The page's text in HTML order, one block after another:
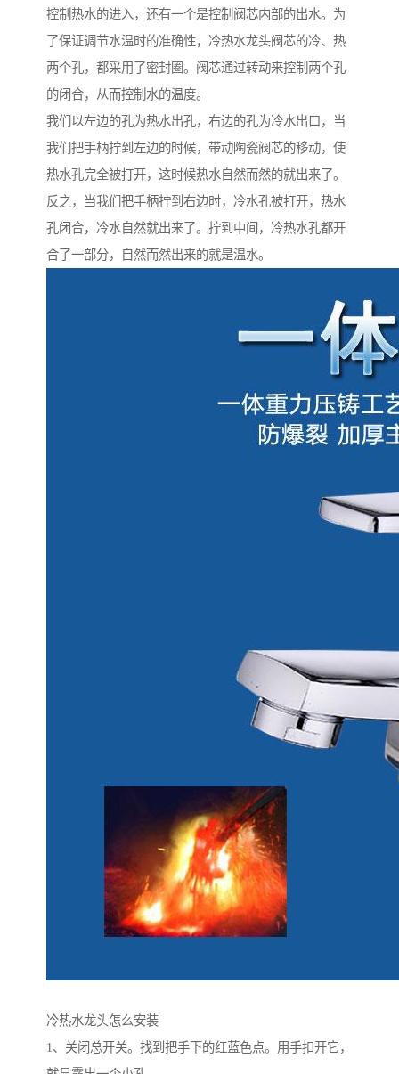
控制热水的进入，还有一个是控制阀芯内部的出水。为
了保证调节水温时的准确性，冷热水龙头阀芯的冷、热
两个孔，都采用了密封圈。阀芯通过转动来控制两个孔
的闭合，从而控制水的温度。
我们以左边的孔为热水出孔，右边的孔为冷水出口，当
我们把手柄拧到左边的时候，带动陶瓷阀芯的移动，使
热水孔完全被打开，这时候热水自然而然的就出来了。
反之，当我们把手柄拧到右边时，冷水孔被打开，热水
孔闭合，冷水自然就出来了。拧到中间，冷热水孔都开
合了一部分，自然而然出来的就是温水。
冷热水龙头怎么安装
1、关闭总开关。找到把手下的红蓝色点。用手扣开它，